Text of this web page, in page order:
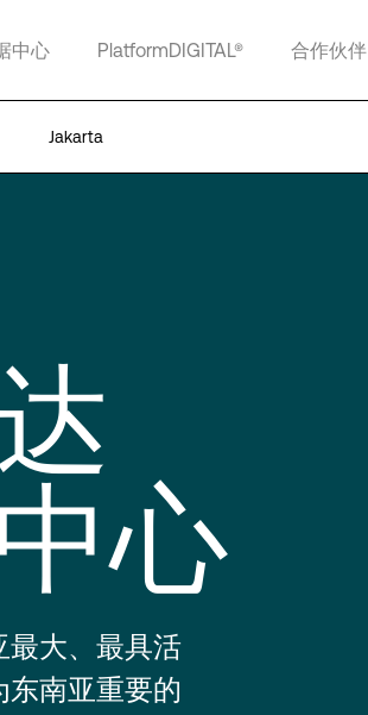
中心 PlatformDIGITAL® 合作伙伴
Jakarta
心
最大、最具活
东南亚重要的